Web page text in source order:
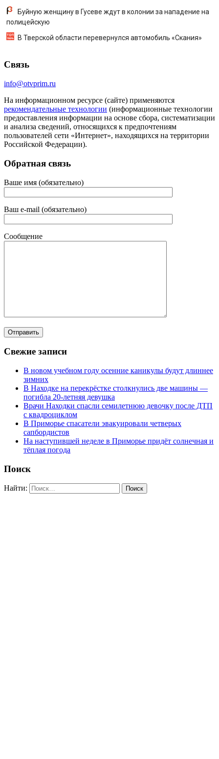
Буйную женщину в Гусеве ждут в колонии за нападение на
полицейскую
В Тверской области перевернулся автомобиль «Скания»
Связь
info@otvprim.ru
На информационном ресурсе (сайте) применяются
рекомендательные технологии (информационные технологии
предоставления информации на основе сбора, систематизации
и анализа сведений, относящихся к предпочтениям
пользователей сети «Интернет», находящихся на территории
Российской Федерации).
Обратная связь
Ваше имя (обязательно)
Ваш e-mail (обязательно)
Сообщение
Свежие записи
В новом учебном году осенние каникулы будут длиннее
зимних
В Находке на перекрёстке столкнулись две машины —
погибла 20-летняя девушка
Врачи Находки спасли семилетнюю девочку после ДТП
с квадроциклом
В Приморье спасатели эвакуировали четверых
сапбордистов
На наступившей неделе в Приморье придёт солнечная и
тёплая погода
Поиск
Найти: